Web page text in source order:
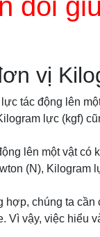
đổi
vị
tác động lên
lực (kgf)
lên một vật có
(N),
hợp, chúng ta
Vì vậy, việc hiểu